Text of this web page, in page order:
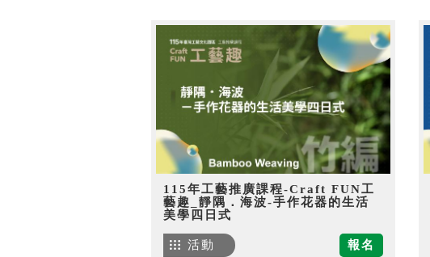
115年工藝推廣課程-Craft FUN工
藝趣_靜隅．海波-手作花器的生活
美學四日式
報名
活動